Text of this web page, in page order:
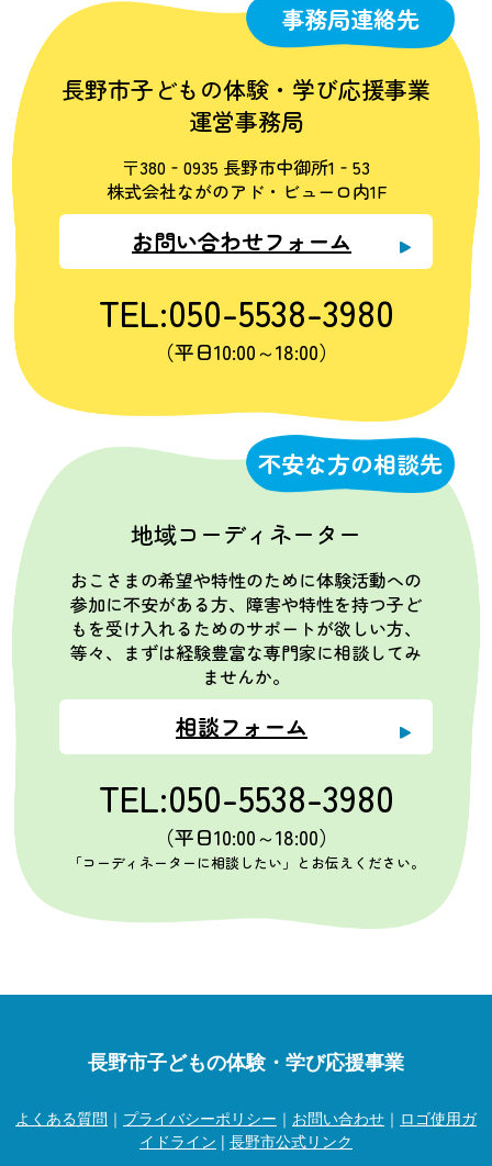
事務局連絡先
長野市子どもの体験・学び応援事業
運営事務局
〒380‐0935 長野市中御所1‐53
株式会社ながのアド・ビューロ内1F
お問い合わせフォーム
TEL:050-5538-3980
（平日10:00～18:00）
不安な方の相談先
地域コーディネーター
おこさまの希望や特性のために体験活動への
参加に不安がある方、障害や特性を持つ子ど
もを受け入れるためのサポートが欲しい方、
等々、まずは経験豊富な専門家に相談してみ
ませんか。
相談フォーム
TEL:050-5538-3980
（平日10:00～18:00）
「コーディネーターに相談したい」とお伝えください。
長野市子どもの体験・学び応援事業
よくある質問 ｜ プライバシーポリシー ｜ お問い合わせ ｜ ロゴ使用ガ
イドライン | 長野市公式リンク